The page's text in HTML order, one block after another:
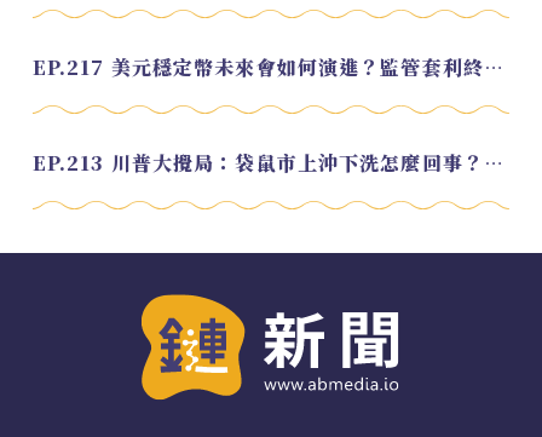
EP.217 美元穩定幣未來會如何演進？監管套利終將收斂？feat. 研究員 余哲安
EP.213 川普大攪局：袋鼠市上沖下洗怎麼回事？feat. Alvin